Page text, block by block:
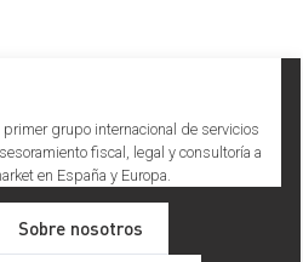
primer grupo internacional de servicios
fiscal, legal y consultoría a
en España y Europa.
Sobre nosotros